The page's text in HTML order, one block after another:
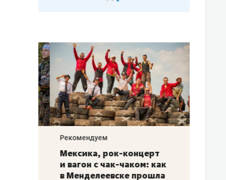
Рекомендуем
Мексика, рок-концерт
и вагон с чак-чаком: как
в Менделеевске прошла